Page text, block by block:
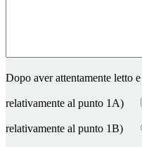
Dopo aver attentamente letto
relativamente al punto 1A)
relativamente al punto 1B)